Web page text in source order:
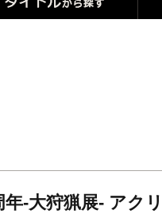
-大狩猟展- アク